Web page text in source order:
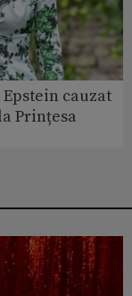
cauzat
Prințesa